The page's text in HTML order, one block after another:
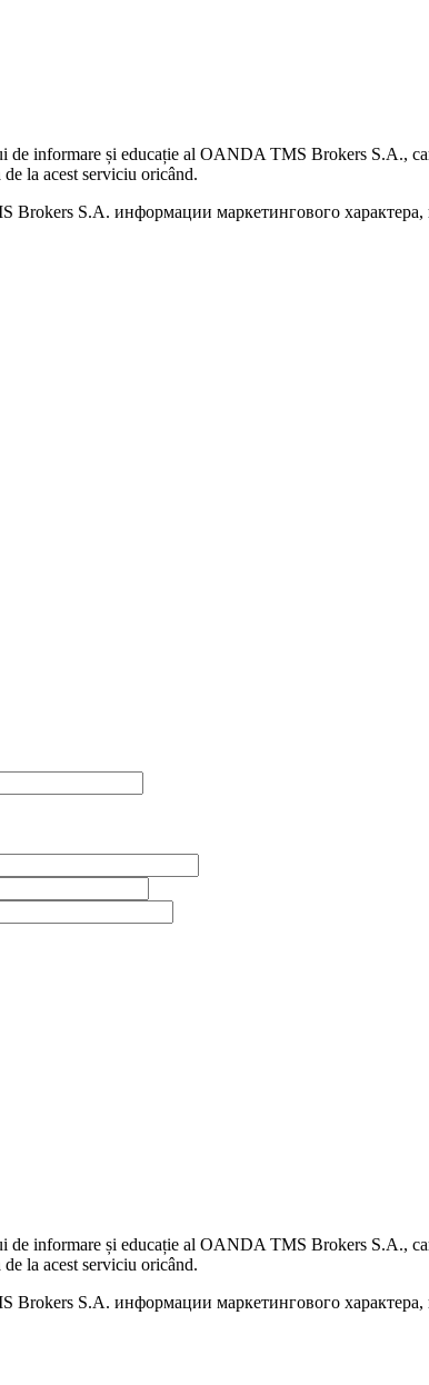
de informare și educație al OANDA TMS Brokers S.A.,
la acest serviciu oricând.
S.A. информации маркетингового
de informare și educație al OANDA TMS Brokers S.A.,
la acest serviciu oricând.
S.A. информации маркетингового